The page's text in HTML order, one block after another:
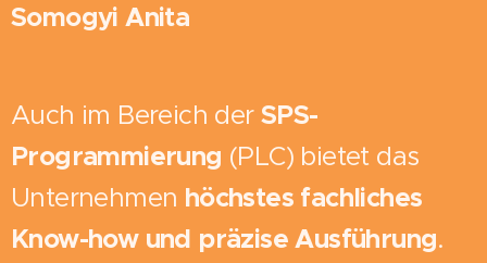
Somogyi Anita
Auch im Bereich der SPS-
Programmierung (PLC) bietet das
Unternehmen höchstes fachliches
Know-how und präzise Ausführung.